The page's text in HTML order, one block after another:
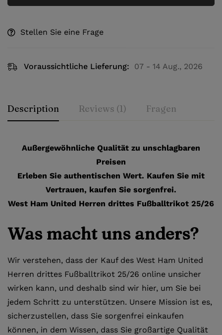
Stellen Sie eine Frage
Voraussichtliche Lieferung: 07 - 14 Aug., 2026
Description Reviews (1) Fragen
Außergewöhnliche Qualität zu unschlagbaren
Preisen
Erleben Sie authentischen Wert. Kaufen Sie mit
Vertrauen, kaufen Sie sorgenfrei.
West Ham United Herren drittes Fußballtrikot 25/26
Was macht uns anders?
Wir verstehen, dass der Kauf des West Ham United
Herren drittes Fußballtrikot 25/26 online unsicher
wirken kann, und deshalb sind wir hier, um Sie bei
jedem Schritt zu unterstützen. Unsere Mission ist es,
sicherzustellen, dass Sie sorgenfrei einkaufen
können, in dem Wissen, dass Sie großartige Qualität